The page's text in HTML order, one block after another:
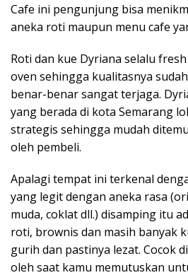
Cafe ini pengunjung bisa
aneka roti maupun menu cafe
Roti dan kue Dyriana selalu
oven sehingga kualitasnya
benar-benar sangat terjaga.
yang berada di kota Semarang
strategis sehingga mudah
oleh pembeli.
Apalagi tempat ini terkenal
yang legit dengan aneka rasa
muda, coklat dll.) disamping itu
roti, brownis dan masih banyak
gurih dan pastinya lezat. Cocok
oleh saat kamu memutuskan